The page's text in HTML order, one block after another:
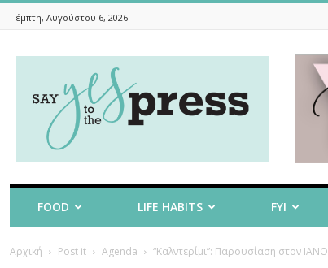
Πέμπτη, Αυγούστου 6, 2026
To
The
FOOD LIFE HABITS FYI
Αρχική Post it Agenda “Καλντερίμι”: Παρουσίαση στον ΙΑΝΟ